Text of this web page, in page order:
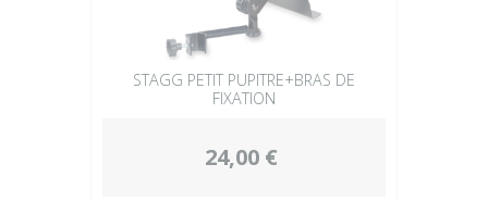
STAGG PETIT PUPITRE+BRAS DE
FIXATION
24,00 €